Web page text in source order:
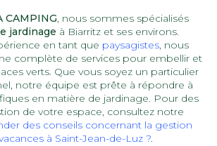
CAMPING, nous sommes spécialisés
jardinage à Biarritz et ses environs.
en tant que paysagistes, nous
complète de services pour embellir et
verts. Que vous soyez un particulier
notre équipe est prête à répondre à
en matière de jardinage. Pour des
de votre espace, consultez notre
des conseils concernant la gestion
à Saint-Jean-de-Luz ?.